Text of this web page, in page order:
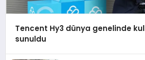
Tencent Hy3 dünya genelinde
sunuldu